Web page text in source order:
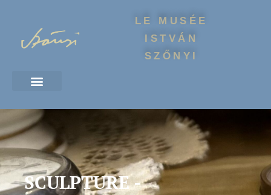
LE MUSÉE
ISTVÁN
SZŐNYI
SCULPTURE -